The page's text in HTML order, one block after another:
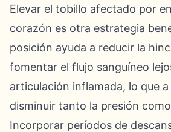
Elevar el tobillo afectado por
corazón es otra estrategia
posición ayuda a reducir la
fomentar el flujo sanguíneo
articulación inflamada, lo que
disminuir tanto la presión
Incorporar períodos de